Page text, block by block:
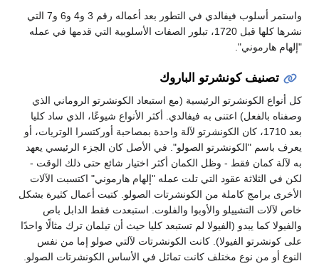
واستمر أسلوب فيفالدي في التطور بعد أعماله رقم 3 و4 و6 و7 التي
نشرها كلها قبل 1720، تبلور الصفات الأسلوبية التي قدمها في عمله
"إلهام هارموني".
تصنيف كونشرتو الباروك
كل أنواع الكونشرتو الرئيسية (مع استبعاد الكونشرتو الروماني الذي
وصفناه بالفعل) اعتنى به فيفالدي. أكثر الأنواع شيوعًا، الذي ساد كليا
بعد 1710، كان الكونشرتو لآلة واحدة بمصاحبة أوركتسرا الوتريات، أو
يعرف باسم "الكونشرتو الصولو". في الأصل كان الجزء الرئيسي يعهد
به لآلة كمان فقط - وظل الكمان أكثر اختيار شائع حتى ذلك الوقت -
لكن في الثلاثة عقود التي تلت عمله "إلهام هارموني" اكتسبت الآلات
الأخرى برامج كاملة من الكونشرتات الصولو. كتبت أعمال كثيرة بشكل
خاص لآلات التشييلو والأوبوا والفلوت. استبعدت فقط الدابل باص
والفيولا كما يبدو (الفيولا لم تستبعد كليا حيث أن تيلمان ترك مثالًا واحدًا
على كونشرتو الفيولا). كانت الكونشرتات لآلتي صولو إما من نفس
النوع أو من نوع مختلف كانت تماثل في الأساس الكونشرتات الصولو.